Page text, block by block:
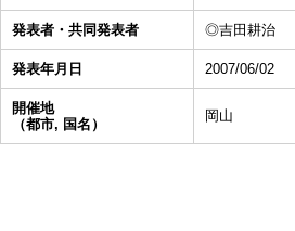
発表者・共同発表者 ◎吉田耕治
発表年月日 2007/06/02
開催地
（都市, 国名）
岡山